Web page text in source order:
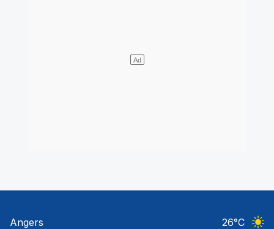
Angers 26°C